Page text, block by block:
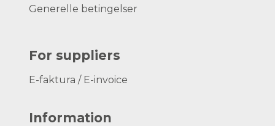
Generelle betingelser
For suppliers
E-faktura / E-invoice
Information